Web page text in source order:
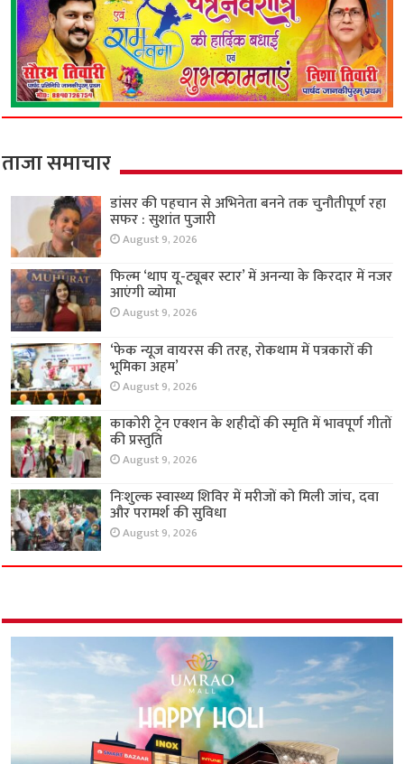
ताजा समाचार
डांसर की पहचान से अभिनेता बनने तक चुनौतीपूर्ण रहा
सफर : सुशांत पुजारी
August 9, 2026
फिल्म ‘थाप यू-ट्यूबर स्टार’ में अनन्या के किरदार में नजर
आएंगी व्योमा
August 9, 2026
‘फेक न्यूज वायरस की तरह, रोकथाम में पत्रकारों की
भूमिका अहम’
August 9, 2026
काकोरी ट्रेन एक्शन के शहीदों की स्मृति में भावपूर्ण गीतों
की प्रस्तुति
August 9, 2026
निःशुल्क स्वास्थ्य शिविर में मरीजों को मिली जांच, दवा
और परामर्श की सुविधा
August 9, 2026